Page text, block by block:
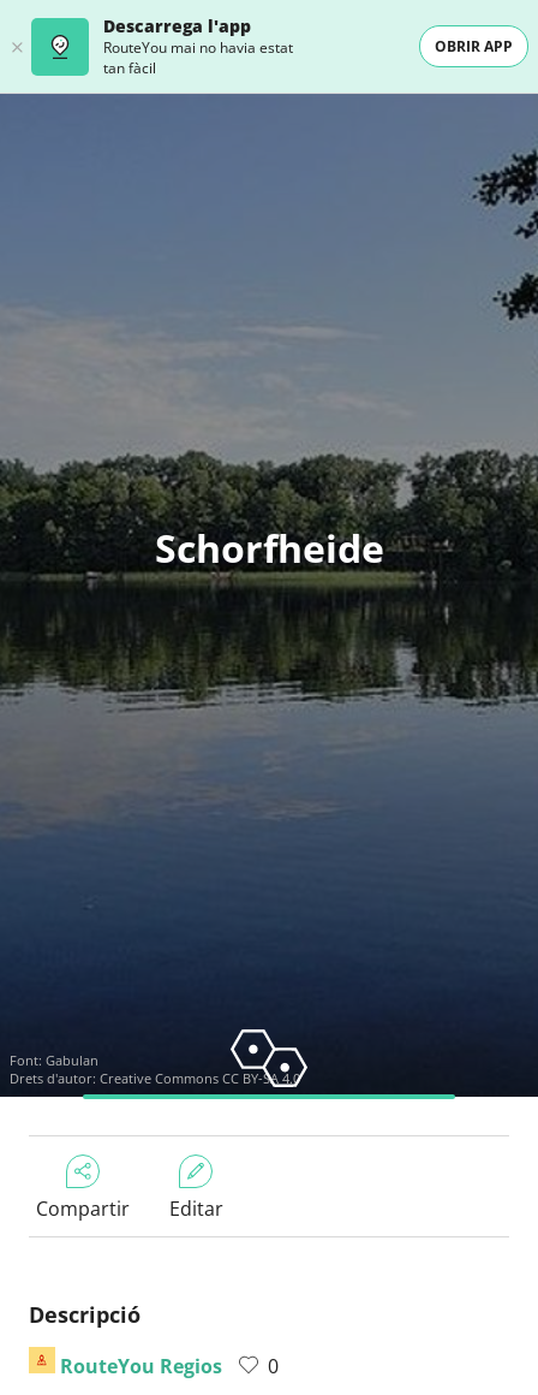
Descarrega l'app
RouteYou mai no havia estat
tan fàcil
OBRIR APP
Schorfheide
Font: Gabulan
Drets d'autor: Creative Commons CC BY-SA 4.0
Compartir Editar
Descripció
RouteYou Regios
0